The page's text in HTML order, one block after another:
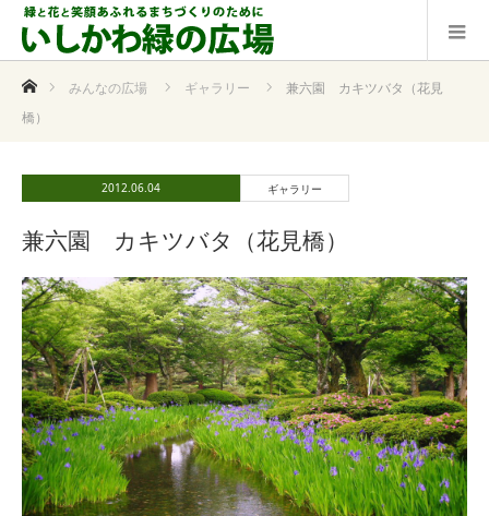
ホームみんなの広場 ギャラリー
兼六園 カキツバタ（花見
橋）
2012.06.04 ギャラリー
兼六園 カキツバタ（花見橋）